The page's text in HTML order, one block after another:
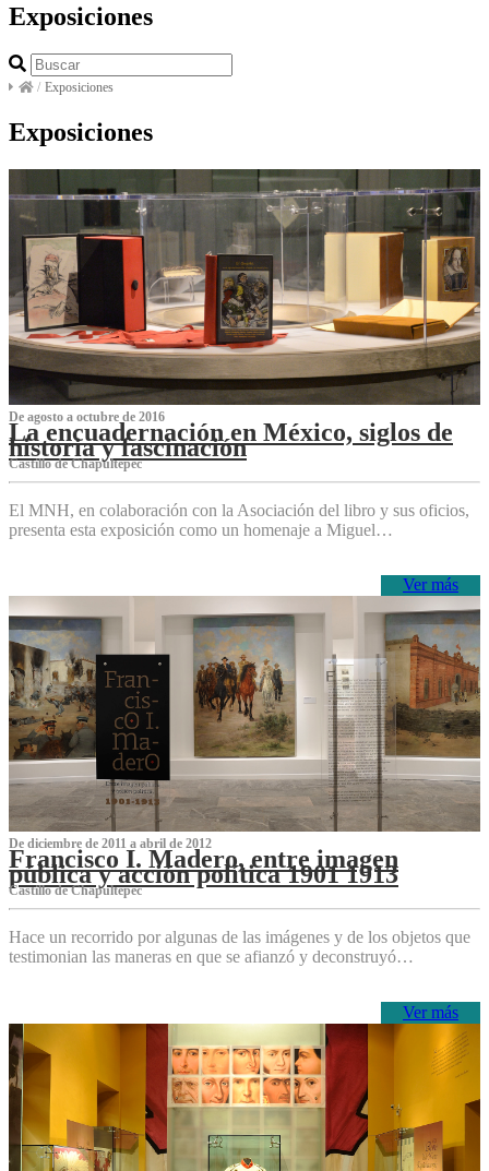
Exposiciones
/ Exposiciones
Exposiciones
De agosto a octubre de 2016
La encuadernación en México, siglos de
historia y fascinación
Castillo de Chapultepec
El MNH, en colaboración con la Asociación del libro y sus oficios,
presenta esta exposición como un homenaje a Miguel…
Ver más
De diciembre de 2011 a abril de 2012
Francisco I. Madero, entre imagen
pública y acción política 1901 1913
Castillo de Chapultepec
Hace un recorrido por algunas de las imágenes y de los objetos que
testimonian las maneras en que se afianzó y deconstruyó…
Ver más